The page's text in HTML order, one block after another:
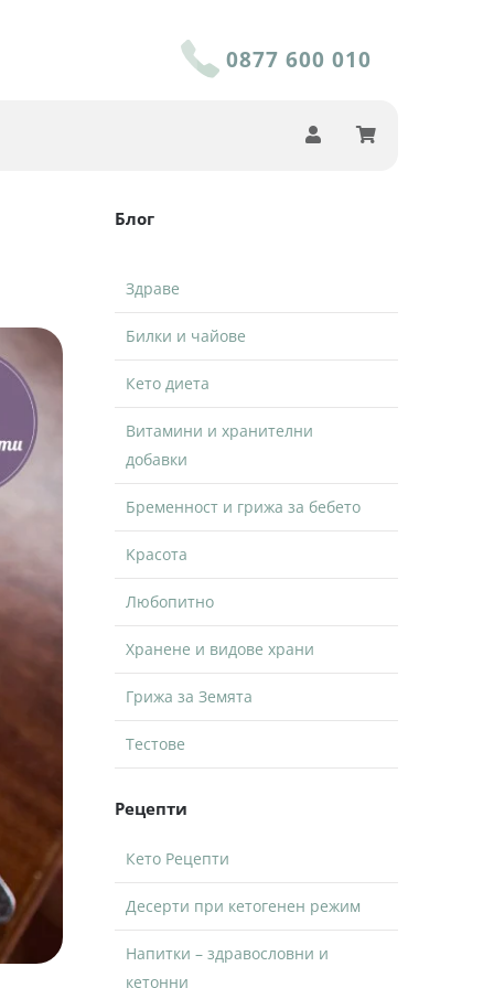
0877 600 010
Блог
Здраве
Билки и чайове
Кето диета
Витамини и хранителни
добавки
Бременност и грижа за бебето
Kрасота
Любопитно
Хранене и видове храни
Грижа за Земята
Тестове
Рецепти
Кето Рецепти
Десерти при кетогенен режим
Напитки – здравословни и
кетонни